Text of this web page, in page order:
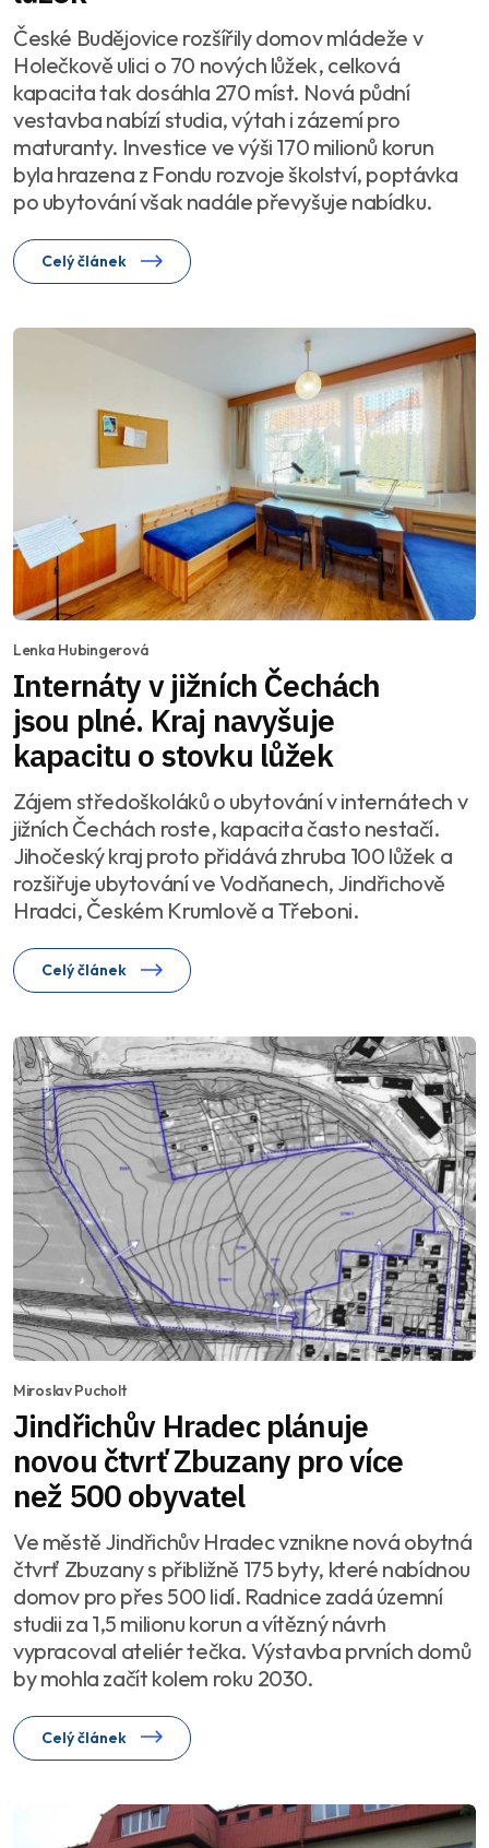
České Budějovice rozšířily domov mládeže v
Holečkově ulici o 70 nových lůžek, celková
kapacita tak dosáhla 270 míst. Nová půdní
vestavba nabízí studia, výtah i zázemí pro
maturanty. Investice ve výši 170 milionů korun
byla hrazena z Fondu rozvoje školství, poptávka
po ubytování však nadále převyšuje nabídku.
Celý článek
Lenka Hubingerová
Internáty v jižních Čechách
jsou plné. Kraj navyšuje
kapacitu o stovku lůžek
Zájem středoškoláků o ubytování v internátech v
jižních Čechách roste, kapacita často nestačí.
Jihočeský kraj proto přidává zhruba 100 lůžek a
rozšiřuje ubytování ve Vodňanech, Jindřichově
Hradci, Českém Krumlově a Třeboni.
Celý článek
Miroslav Pucholt
Jindřichův Hradec plánuje
novou čtvrť Zbuzany pro více
než 500 obyvatel
Ve městě Jindřichův Hradec vznikne nová obytná
čtvrť Zbuzany s přibližně 175 byty, které nabídnou
domov pro přes 500 lidí. Radnice zadá územní
studii za 1,5 milionu korun a vítězný návrh
vypracoval ateliér tečka. Výstavba prvních domů
by mohla začít kolem roku 2030.
Celý článek